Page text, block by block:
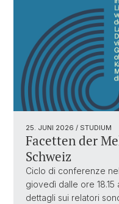
25. JUNI 2026 / STUDIUM
Facetten der
Schweiz
Ciclo di conferenze
giovedì dalle ore
dettagli sui relatori